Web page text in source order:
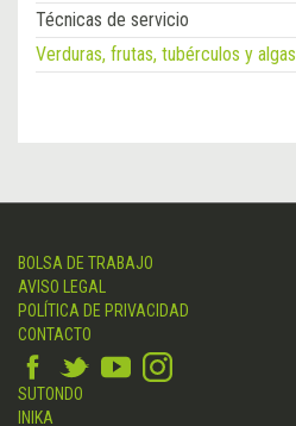
Técnicas de servicio
Verduras, frutas, tubérculos y algas
BOLSA DE TRABAJO
AVISO LEGAL
POLÍTICA DE PRIVACIDAD
CONTACTO
SUTONDO
INIKA